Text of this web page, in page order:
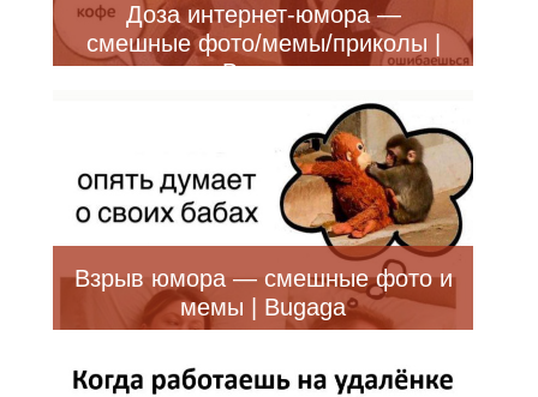
Доза интернет-юмора —
смешные фото/мемы/приколы |
Bugaga
Взрыв юмора — смешные фото и
мемы | Bugaga